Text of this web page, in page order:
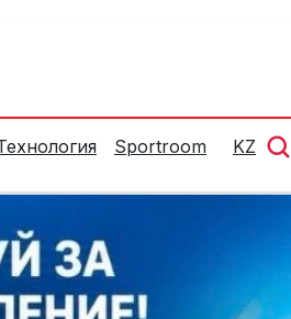
Sportroom KZ